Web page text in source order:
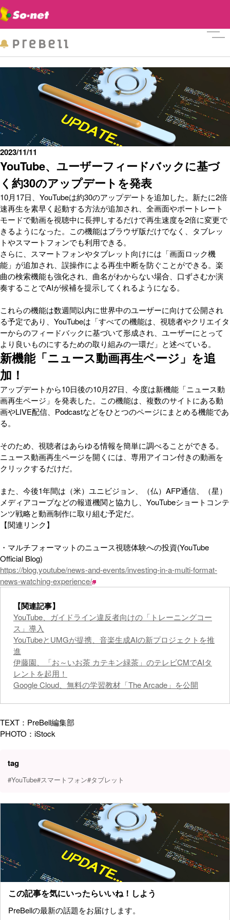
YouTube、ユーザーフィードバックに基づ
く約30のアップデートを発表
2023/11/11
10月17日、YouTubeは約30のアップデートを追加した。新たに2倍
速再生を素早く起動する方法が追加され、全画面やポートレート
モードで動画を視聴中に長押しするだけで再生速度を2倍に変更で
きるようになった。この機能はブラウザ版だけでなく、タブレッ
トやスマートフォンでも利用できる。
さらに、スマートフォンやタブレット向けには「画面ロック機
能」が追加され、誤操作による再生中断を防ぐことができる。楽
曲の検索機能も強化され、曲名がわからない場合、口ずさむか演
奏することでAIが候補を提示してくれるようになる。
これらの機能は数週間以内に世界中のユーザーに向けて公開され
る予定であり、YouTubeは「すべての機能は、視聴者やクリエイタ
ーからのフィードバックに基づいて形成され、ユーザーにとって
より良いものにするための取り組みの一環だ」と述べている。
新機能「ニュース動画再生ページ」を追
加！
アップデートから10日後の10月27日、今度は新機能「ニュース動
画再生ページ」を発表した。この機能は、複数のサイトにある動
画やLIVE配信、Podcastなどをひとつのページにまとめる機能であ
る。
そのため、視聴者はあらゆる情報を簡単に調べることができる。
ニュース動画再生ページを開くには、専用アイコン付きの動画を
クリックするだけだ。
また、今後1年間は（米）ユニビジョン、（仏）AFP通信、（星）
メディアコープなどの報道機関と協力し、YouTubeショートコンテ
ンツ戦略と動画制作に取り組む予定だ。
【関連リンク】
・マルチフォーマットのニュース視聴体験への投資(YouTube
Official Blog)
https://blog.youtube/news-and-events/investing-in-a-multi-format-
news-watching-experience/
【関連記事】
YouTube、ガイドライン違反者向けの「トレーニングコー
ス」導入
YouTubeとUMGが提携、音楽生成AIの新プロジェクトを推
進
伊藤園、「お～いお茶 カテキン緑茶」のテレビCMでAIタ
レントを起用！
Google Cloud、無料の学習教材「The Arcade」を公開
TEXT：PreBell編集部
PHOTO：iStock
tag
#YouTube#スマートフォン#タブレット
この記事を気にいったらいいね！しよう
PreBellの最新の話題をお届けします。